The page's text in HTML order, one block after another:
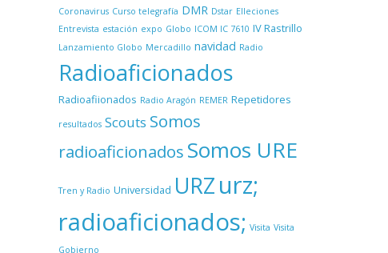
Coronavirus Curso telegrafía DMR Dstar Elleciones
Entrevista estación expo Globo ICOM IC 7610 IV Rastrillo
Lanzamiento Globo Mercadillo navidad Radio
Radioaficionados
Radioafiionados Radio Aragón REMER Repetidores
resultados Scouts Somos
radioaficionados Somos URE
Tren y Radio Universidad URZurz;
radioaficionados; Visita Visita
Gobierno